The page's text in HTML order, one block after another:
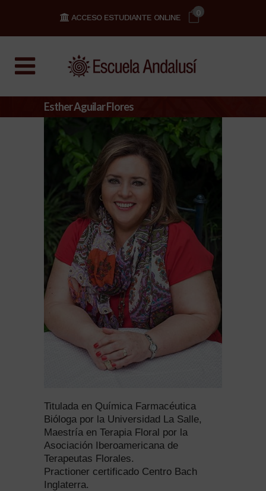
0
ACCESO ESTUDIANTE ONLINE
Esther Aguilar Flores
Titulada en Química Farmacéutica
Bióloga por la Universidad La Salle,
Maestría en Terapia Floral por la
Asociación Iberoamericana de
Terapeutas Florales.
Practioner certificado Centro Bach
Inglaterra.